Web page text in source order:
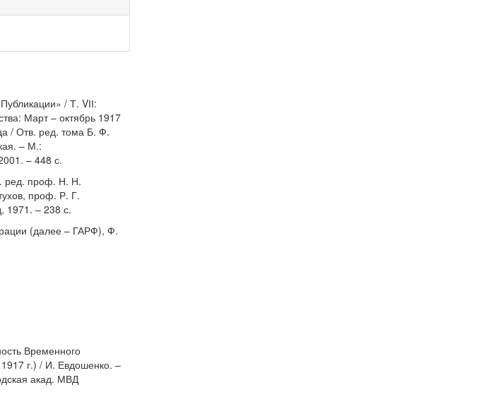
/ Т. VІІ:
Март – октябрь 1917
/ Отв. ред. тома Б. Ф.
– М.:
– 448 с.
ред. проф. Н. Н.
проф. Р. Г.
1971. – 238 с.
(далее – ГАРФ), Ф.
Временного
1917 г.) / И. Евдошенко. –
акад. МВД